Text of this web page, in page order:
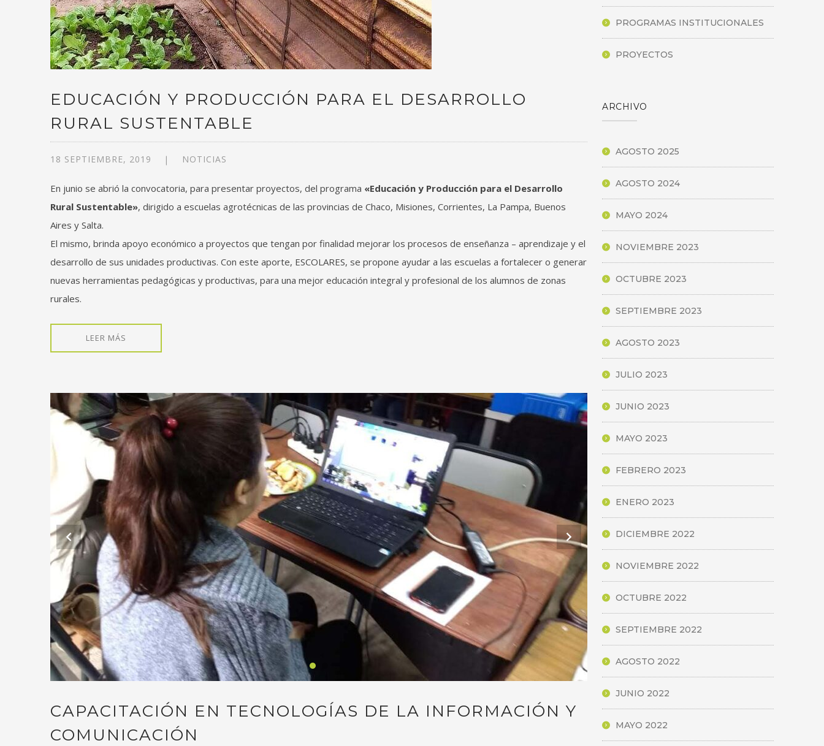
EDUCACIÓN Y PRODUCCIÓN PARA EL DESARROLLO
RURAL SUSTENTABLE
18 SEPTIEMBRE, 2019 NOTICIAS
En junio se abrió la convocatoria, para presentar proyectos, del programa «Educación y Producción para el Desarrollo
Rural Sustentable», dirigido a escuelas agrotécnicas de las provincias de Chaco, Misiones, Corrientes, La Pampa, Buenos
Aires y Salta.
El mismo, brinda apoyo económico a proyectos que tengan por finalidad mejorar los procesos de enseñanza – aprendizaje y el
desarrollo de sus unidades productivas. Con este aporte, ESCOLARES, se propone ayudar a las escuelas a fortalecer o generar
nuevas herramientas pedagógicas y productivas, para una mejor educación integral y profesional de los alumnos de zonas
rurales.
LEER MÁS
CAPACITACIÓN EN TECNOLOGÍAS DE LA INFORMACIÓN Y
COMUNICACIÓN
PROGRAMAS INSTITUCIONALES
PROYECTOS
ARCHIVO
AGOSTO 2025
AGOSTO 2024
MAYO 2024
NOVIEMBRE 2023
OCTUBRE 2023
SEPTIEMBRE 2023
AGOSTO 2023
JULIO 2023
JUNIO 2023
MAYO 2023
FEBRERO 2023
ENERO 2023
DICIEMBRE 2022
NOVIEMBRE 2022
OCTUBRE 2022
SEPTIEMBRE 2022
AGOSTO 2022
JUNIO 2022
MAYO 2022